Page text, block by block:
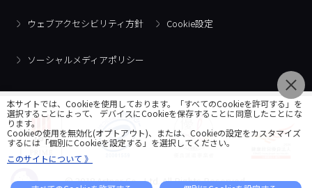
ウェブアクセシビリティ方針 Cookie設定
ソーシャルメディアポリシー
© 2018 Artner Co., Ltd. All Rights Reserved.
本サイトでは、Cookieを使用しております。「すべてのCookieを許可する」を
選択することによって、 デバイスにCookieを保存することに同意したことにな
ります。
Cookieの使用を無効化(オプトアウト)、または、Cookieの設定をカスタマイズ
するには「個別にCookieを設定する」を選択してください。
このサイトについて 》